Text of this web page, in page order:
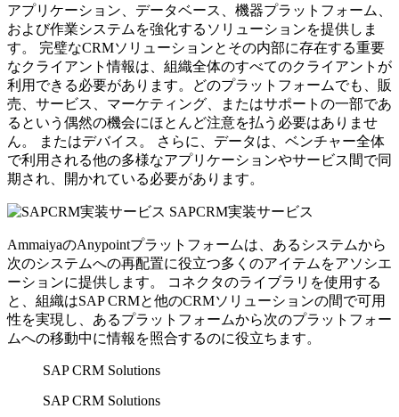
アプリケーション、データベース、機器プラットフォーム、
および作業システムを強化するソリューションを提供しま
す。 完璧なCRMソリューションとその内部に存在する重要
なクライアント情報は、組織全体のすべてのクライアントが
利用できる必要があります。どのプラットフォームでも、販
売、サービス、マーケティング、またはサポートの一部であ
るという偶然の機会にほとんど注意を払う必要はありませ
ん。 またはデバイス。 さらに、データは、ベンチャー全体
で利用される他の多様なアプリケーションやサービス間で同
期され、開かれている必要があります。
SAPCRM実装サービス
AmmaiyaのAnypointプラットフォームは、あるシステムから
次のシステムへの再配置に役立つ多くのアイテムをアソシエ
ーションに提供します。 コネクタのライブラリを使用する
と、組織はSAP CRMと他のCRMソリューションの間で可用
性を実現し、あるプラットフォームから次のプラットフォー
ムへの移動中に情報を照合するのに役立ちます。
SAP CRM Solutions
SAP CRM Solutions